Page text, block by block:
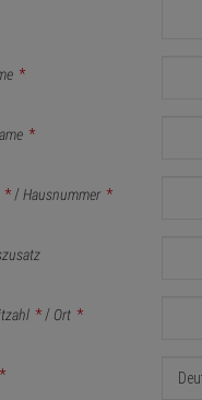
*
*
* /Hausnummer *
* / Ort *
*